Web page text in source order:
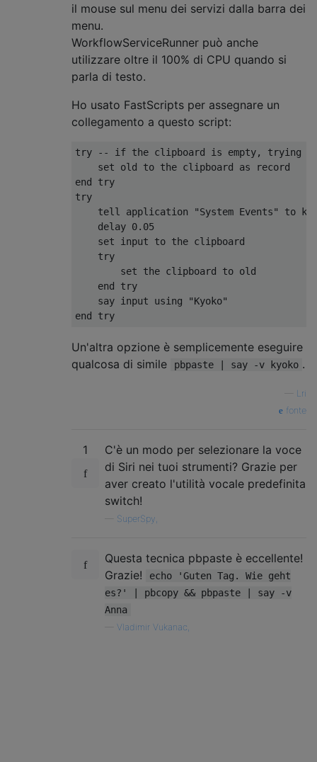
il mouse sul menu dei servizi dalla barra dei
menu.
WorkflowServiceRunner può anche
utilizzare oltre il 100% di CPU quando si
parla di testo.
Ho usato FastScripts per assegnare un
collegamento a questo script:
try -- if the clipboard is empty, trying
    set old to the clipboard as record
end try
try
tell application "System Events" to
    delay 0.05
    set input to the clipboard
    try
        set the clipboard to old
    end try
    say input using "Kyoko"
Un'altra opzione è semplicemente eseguire
qualcosa di simile
pbpaste | say -v kyoko .
Lri
fonte
1
C'è un modo per selezionare la voce
di Siri nei tuoi strumenti? Grazie per
aver creato l'utilità vocale predefinita
switch!
SuperSpy,
Questa tecnica pbpaste è eccellente!
Grazie!
echo 'Guten Tag. Wie geht
es?' | pbcopy && pbpaste | say -v
Anna
Vladimir Vukanac,